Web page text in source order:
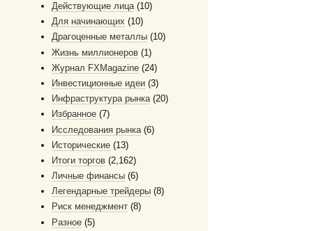
Действующие лица(10)
Для начинающих (10)
Драгоценные металлы (10)
Жизнь миллионеров (1)
Журнал FXMagazine (24)
Инвестиционные идеи (3)
Инфраструктура рынка(20)
Избранное (7)
Исследования рынка (6)
Исторические (13)
Итоги торгов (2,162)
Личные финансы (6)
Легендарные трейдеры (8)
Риск менеджмент (8)
Разное (5)